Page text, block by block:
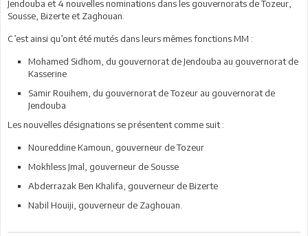
Jendouba et 4 nouvelles nominations dans les gouvernorats de Tozeur,
Sousse, Bizerte et Zaghouan.
C’est ainsi qu’ont été mutés dans leurs mêmes fonctions MM :
Mohamed Sidhom, du gouvernorat de Jendouba au gouvernorat de
Kasserine
Samir Rouihem, du gouvernorat de Tozeur au gouvernorat de
Jendouba
Les nouvelles désignations se présentent comme suit :
Noureddine Kamoun, gouverneur de Tozeur
Mokhless Jmal, gouverneur de Sousse
Abderrazak Ben Khalifa, gouverneur de Bizerte
Nabil Houiji, gouverneur de Zaghouan.